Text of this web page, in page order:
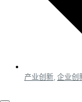
产业创新 企业创